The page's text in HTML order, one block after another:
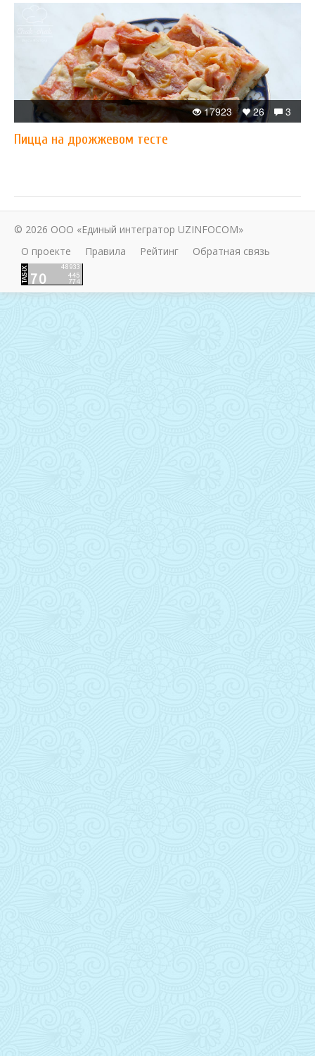
3
26
17923
Пицца на дрожжевом тесте
© 2026 ООО «Единый интегратор UZINFOCOM»
О проекте
Правила Рейтинг Обратная связь